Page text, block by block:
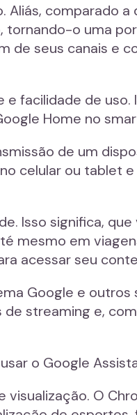
Aliás, comparado
o uma
de seus canais e
facilidade de
Home no
de um
celular ou tablet
Isso significa,
mesmo em
acessar seu
Google e
streaming e,
o Google
visualização. O